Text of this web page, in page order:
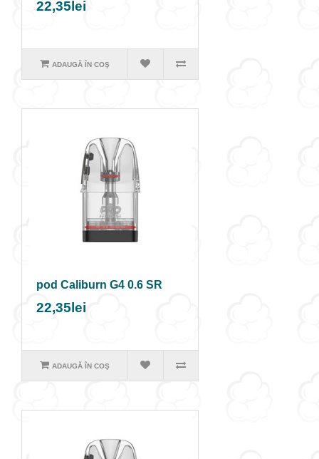
22,35lei
ADAUGĂ ÎN COŞ
pod Caliburn G4 0.6 SR
22,35lei
ADAUGĂ ÎN COŞ